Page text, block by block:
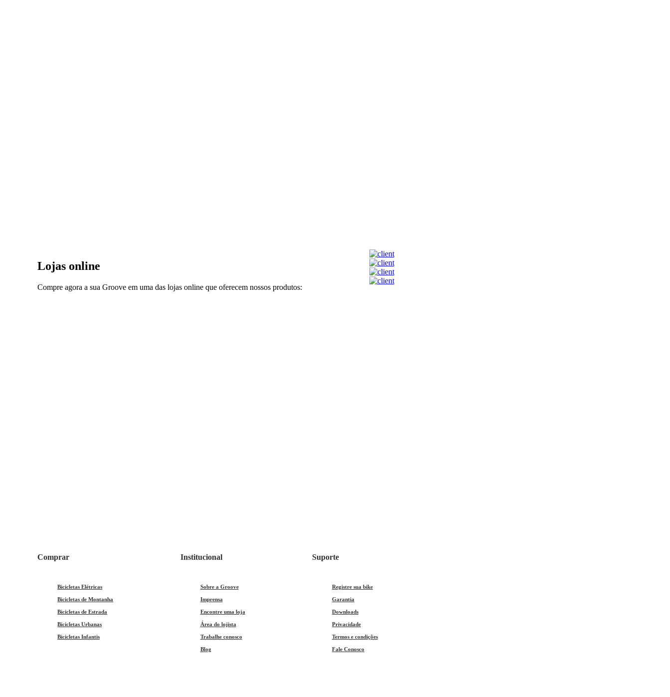
Lojas online
Compre agora a sua Groove em uma das lojas online que oferecem nossos produtos:
Comprar
Bicicletas Elétricas
Bicicletas de Montanha
Bicicletas de Estrada
Bicicletas Urbanas
Bicicletas Infantis
Institucional
Sobre a Groove
Imprensa
Encontre uma loja
Área do lojista
Trabalhe conosco
Blog
Suporte
Registre sua bike
Garantia
Downloads
Privacidade
Termos e condições
Fale Conosco